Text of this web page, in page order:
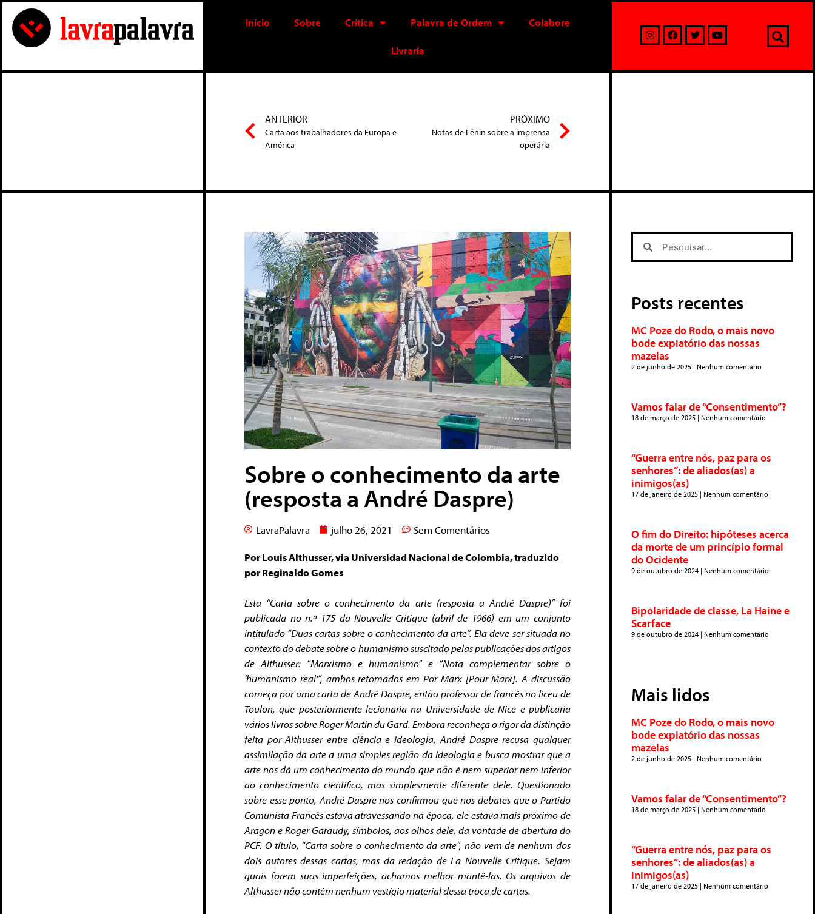
Início Sobre Crítica Palavra de Ordem Colabore
Livraria
ANTERIOR
Carta aos trabalhadores da Europa e
América
PRÓXIMO
Notas de Lênin sobre a imprensa
operária
Sobre o conhecimento da arte
(resposta a André Daspre)
LavraPalavra julho 26, 2021 Sem Comentários
Por Louis Althusser, via Universidad Nacional de Colombia, traduzido
por Reginaldo Gomes
Esta “Carta sobre o conhecimento da arte (resposta a André Daspre)” foi
publicada no n.º 175 da Nouvelle Critique (abril de 1966) em um conjunto
intitulado “Duas cartas sobre o conhecimento da arte”. Ela deve ser situada no
contexto do debate sobre o humanismo suscitado pelas publicações dos artigos
de Althusser: “Marxismo e humanismo” e “Nota complementar sobre o
‘humanismo real'”, ambos retomados em Por Marx [Pour Marx].A discussão
começa por uma carta de André Daspre, então professor de francês no liceu de
Toulon, que posteriormente lecionaria na Universidade de Nice e publicaria
vários livros sobre Roger Martin du Gard. Embora reconheça o rigor da distinção
feita por Althusser entre ciência e ideologia, André Daspre recusa qualquer
assimilação da arte a uma simples região da ideologia e busca mostrar que a
arte nos dá um conhecimento do mundo que não é nem superior nem inferior
ao conhecimento científico, mas simplesmente diferente dele. Questionado
sobre esse ponto, André Daspre nos confirmou que nos debates que o Partido
Comunista Francês estava atravessando na época, ele estava mais próximo de
Aragon e Roger Garaudy, símbolos, aos olhos dele, da vontade de abertura do
PCF. O título, “Carta sobre o conhecimento da arte”, não vem de nenhum dos
dois autores dessas cartas, mas da redação de La Nouvelle Critique. Sejam
quais forem suas imperfeições, achamos melhor mantê-las. Os arquivos de
Althusser não contêm nenhum vestígio material dessa troca de cartas.
Posts recentes
MC Poze do Rodo, o mais novo
bode expiatório das nossas
mazelas
2 de junho de 2025 Nenhum comentário
Vamos falar de “Consentimento”?
18 de março de 2025 Nenhum comentário
“Guerra entre nós, paz para os
senhores”: de aliados(as) a
inimigos(as)
17 de janeiro de 2025 Nenhum comentário
O fim do Direito: hipóteses acerca
da morte de um princípio formal
do Ocidente
9 de outubro de 2024 Nenhum comentário
Bipolaridade de classe, La Haine e
Scarface
9 de outubro de 2024 Nenhum comentário
Mais lidos
MC Poze do Rodo, o mais novo
bode expiatório das nossas
mazelas
2 de junho de 2025 Nenhum comentário
Vamos falar de “Consentimento”?
18 de março de 2025 Nenhum comentário
“Guerra entre nós, paz para os
senhores”: de aliados(as) a
inimigos(as)
17 de janeiro de 2025 Nenhum comentário